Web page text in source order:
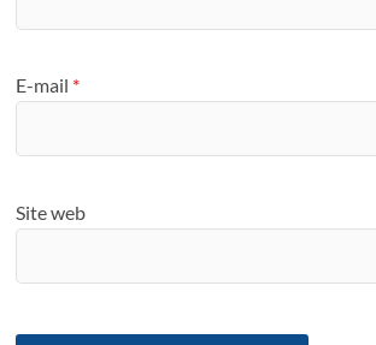
E-mail *
Site web